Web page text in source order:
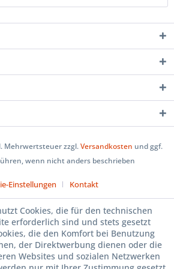
Mehrwertsteuer zzgl.Versandkosten und ggf.
wenn nicht anders beschrieben
Einstellungen Kontakt
Cookies, die für den technischen
erforderlich sind und stets gesetzt
die den Komfort bei Benutzung
der Direktwerbung dienen oder die
Websites und sozialen Netzwerken